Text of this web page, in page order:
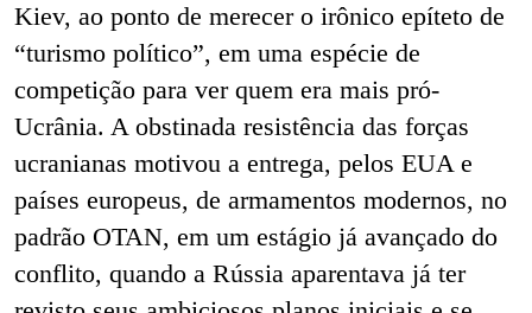
Kiev, ao ponto de merecer o irônico epíteto de
“turismo político”, em uma espécie de
competição para ver quem era mais pró-
Ucrânia. A obstinada resistência das forças
ucranianas motivou a entrega, pelos EUA e
países europeus, de armamentos modernos, no
padrão OTAN, em um estágio já avançado do
conflito, quando a Rússia aparentava já ter